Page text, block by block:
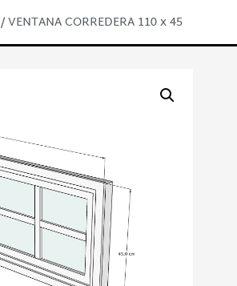
/ VENTANA CORREDERA 110 x 45